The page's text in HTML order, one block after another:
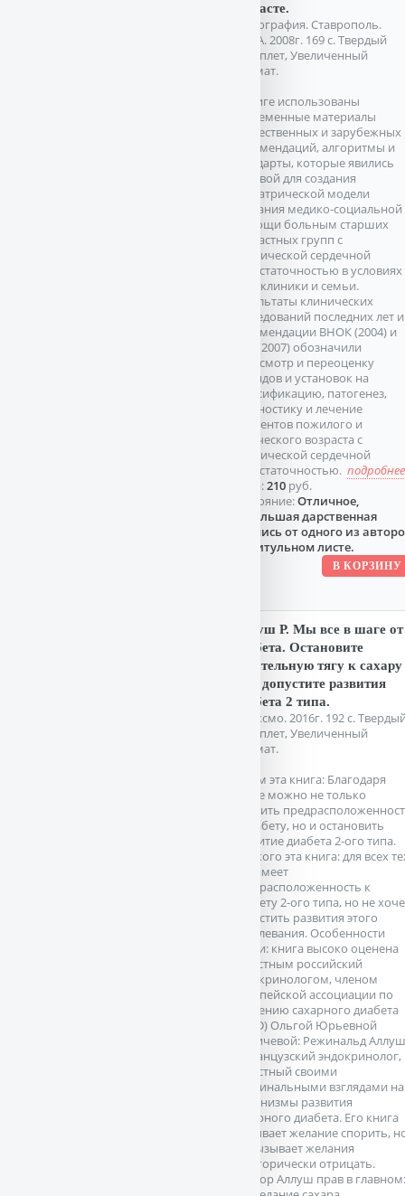
возрасте.
Монография. Ставрополь.
СГМА. 2008г. 169 с. Твердый
переплет, Увеличенный
формат.
В книге использованы
современные материалы
отечественных и зарубежных
рекомендаций, алгоритмы и
стандарты, которые явились
основой для создания
гериатрической модели
оказания медико-социальной
помощи больным старших
возрастных групп с
хронической сердечной
недостаточностью в условиях
поликлиники и семьи.
Результаты клинических
исследований последних лет и
рекомендации ВНОК (2004) и
ЕОК (2007) обозначили
пересмотр и переоценку
взглядов и установок на
классификацию, патогенез,
диагностику и лечение
пациентов пожилого и
старческого возраста с
хронической сердечной
недостаточностью.
Цена:210руб.
Состояние:Отличное,
небольшая дарственная
надпись от одного из
на титульном листе.
Аллуш Р. Мы все в шаге от
диабета. Остановите
губительную тягу к сахару
и не допустите развития
диабета 2 типа.
М. Эксмо. 2016г. 192 с.
переплет, Увеличенный
формат.
О чем эта книга: Благодаря
книге можно не только
выявить
к диабету, но и остановить
развитие диабета 2-ого типа.
Для кого эта книга: для всех
кто имеет
предрасположенность к
диабету 2-ого типа, но не
допустить развития этого
заболевания. Особенности
книги: книга высоко оценена
известным российский
эндокринологом, членом
Европейской ассоциации по
изучению сахарного диабета
(EASD) Ольгой Юрьевной
Демичевой: Режинальд Аллуш
– французский эндокринолог,
известный своими
оригинальными взглядами на
механизмы развития
сахарного диабета. Его книга
вызывает желание спорить,
не вызывает желания
категорически отрицать.
Доктор Аллуш прав в главном: